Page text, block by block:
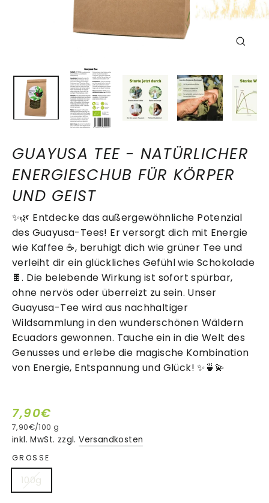
GUAYUSA TEE - NATÜRLICHER
ENERGIESCHUB FÜR KÖRPER
UND GEIST
✨🌿 Entdecke das außergewöhnliche Potenzial
des Guayusa-Tees! Er versorgt dich mit Energie
wie Kaffee ☕️, beruhigt dich wie grüner Tee und
verleiht dir ein glückliches Gefühl wie Schokolade
🍫. Die belebende Wirkung ist sofort spürbar,
ohne nervös oder überreizt zu sein. Unser
Guayusa-Tee wird aus nachhaltiger
Wildsammlung in den wunderschönen Wäldern
Ecuadors gewonnen. Tauche ein in die Welt des
Genusses und erlebe die magische Kombination
von Energie, Entspannung und Glück! ✨🍵💫
7,90€
7,90€/100 g
Normaler
Preis
inkl. MwSt. zzgl.Versandkosten
GRÖSSE
100g